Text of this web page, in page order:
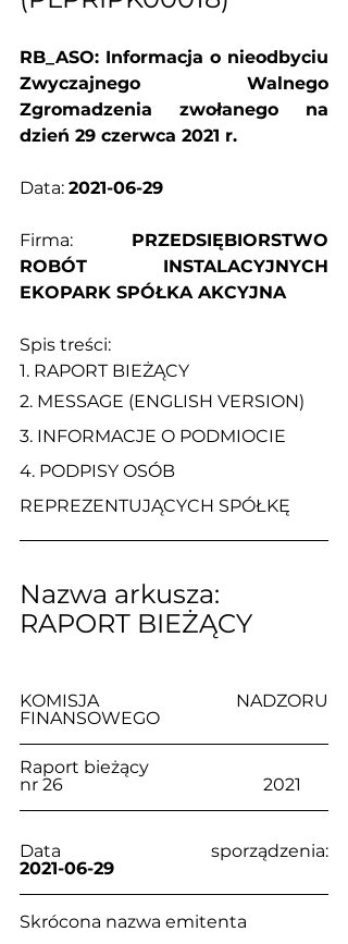
RB_ASO: Informacja o nieodbyciu
Zwyczajnego Walnego
Zgromadzenia zwołanego na
dzień 29 czerwca 2021 r.
Data: 2021-06-29
Firma: PRZEDSIĘBIORSTWO
ROBÓT INSTALACYJNYCH
EKOPARK SPÓŁKA AKCYJNA
Spis treści:
1. RAPORT BIEŻĄCY
2. MESSAGE (ENGLISH VERSION)
3. INFORMACJE O PODMIOCIE
4. PODPISY OSÓB
REPREZENTUJĄCYCH SPÓŁKĘ
Nazwa arkusza:
RAPORT BIEŻĄCY
KOMISJA NADZORU
FINANSOWEGO
Raport bieżący
nr 26                                              2021
2021-06-29
Skrócona nazwa emitenta